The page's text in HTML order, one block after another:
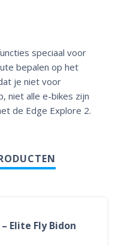
speciaal voor
bepalen op het
je niet voor
niet alle e-bikes zijn
de Edge Explore 2.
Elite Fly Bidon